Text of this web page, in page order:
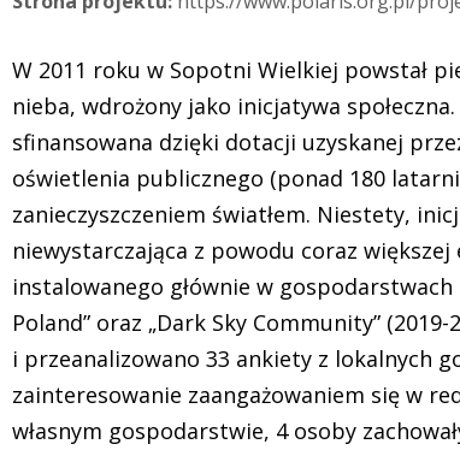
W 2011 roku w Sopotni Wielkiej powstał
nieba, wdrożony jako inicjatywa
sfinansowana dzięki dotacji uzyskanej
oświetlenia publicznego (ponad 180
zanieczyszczeniem światłem. Niestety,
niewystarczająca z powodu coraz
instalowanego głównie w
Poland” oraz „Dark Sky Community”
i przeanalizowano 33 ankiety z lokalnych
zainteresowanie zaangażowaniem się w
własnym gospodarstwie, 4 osoby